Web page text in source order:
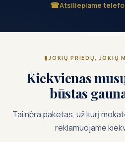
Atsiliepiame
JOKIŲ PRIEDŲ, JOKIŲ
Kiekvienas
būstas
Tai nėra paketas, už kurį
reklamuojame